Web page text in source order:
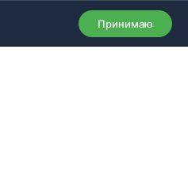
Принимаю